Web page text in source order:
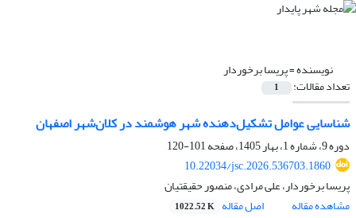
نویسنده =پریسا برخوردار
تعداد مقالات: 1
شناسایی عوامل تشکیل‌دهنده شهر هوشمند در کلان‌شهر اصفهان
دوره 9، شماره 1، بهار 1405، صفحه
101-120
10.22034/jsc.2026.536703.1860
پریسا برخوردار، علی مرادی، منصور حقیقتیان
مشاهده مقاله
اصل مقاله 1022.52 K